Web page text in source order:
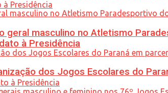
à Presidência
geral masculino no Atletismo
dos Jogos Escolares do